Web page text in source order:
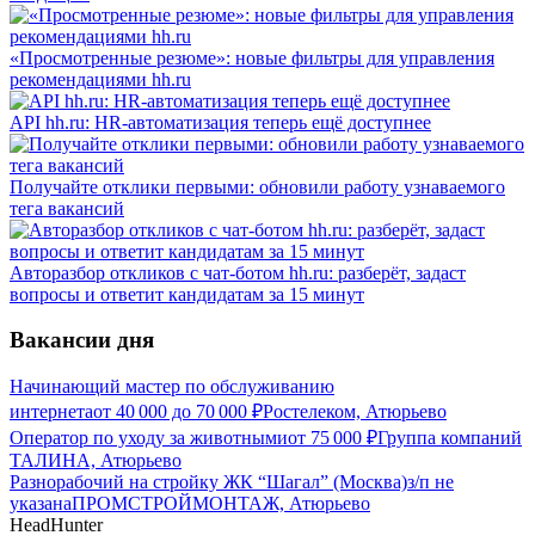
«Просмотренные резюме»: новые фильтры для управления
рекомендациями hh.ru
API hh.ru: HR-автоматизация теперь ещё доступнее
Получайте отклики первыми: обновили работу узнаваемого
тега вакансий
Авторазбор откликов с чат-ботом hh.ru: разберёт, задаст
вопросы и ответит кандидатам за 15 минут
Вакансии дня
Начинающий мастер по обслуживанию
интернетаот 40 000 до 70 000 ₽Ростелеком, Атюрьево
Оператор по уходу за животнымиот 75 000 ₽Группа компаний
ТАЛИНА, Атюрьево
Разнорабочий на стройку ЖК “Шагал” (Москва)з/п не
указанаПРОМСТРОЙМОНТАЖ, Атюрьево
HeadHunter